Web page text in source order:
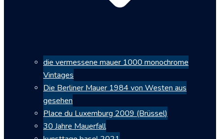
die vermessene mauer 1000 monochrome
Vintages
Die Berliner Mauer 1984 von Westen aus
gesehen
Place du Luxemburg 2009 (Brüssel)
30 Jahre Mauerfall